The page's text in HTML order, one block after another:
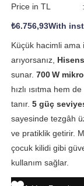
Price in TL :
₺6.756,93With
Küçük hacimli ama
arıyorsanız,
sunar. 700 W
hızlı ısıtma hem
tanır. 5 güç
sayesinde tezgâh
ve pratiklik getirir.
çocuk kilidi gibi
kullanım sağlar.